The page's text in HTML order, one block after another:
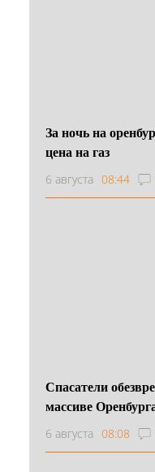
За ночь на
цена на газ
6 августа 08:44
Спасатели
массиве
6 августа 08:08